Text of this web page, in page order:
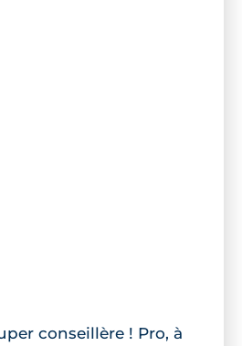
conseillère ! Pro, à